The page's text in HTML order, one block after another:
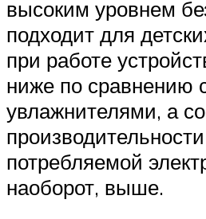
высоким уровнем
подходит для
при работе
ниже по сравнению
увлажнителями, а
потребляемой
наоборот, выше.